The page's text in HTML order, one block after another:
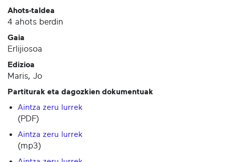
Ahots-taldea
4 ahots berdin
Gaia
Erlijiosoa
Edizioa
Maris, Jo
Partiturak eta dagozkien dokumentuak
Aintza zeru lurrek
(PDF)
Aintza zeru lurrek
(mp3)